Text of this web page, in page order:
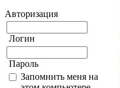
Авторизация
Логин
Пароль
Запомнить меня на